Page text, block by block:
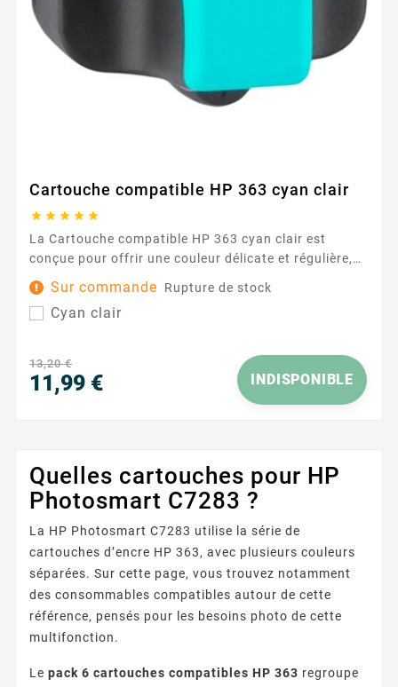
Cartouche compatible HP 363 cyan clair
    
La Cartouche compatible HP 363 cyan clair est
conçue pour offrir une couleur délicate et régulière,
idéale pour les dégradés, les photos et les graphiques
où la finesse des nuances compte. Pensée pour
fonctionner avec les imprimantes utilisant la
routine d’impression quotidienne et aide à
préserver...
Sur commande Rupture de stock
Cyan clair
13,20 €
11,99 € INDISPONIBLE
Quelles cartouches pour HP
Photosmart C7283 ?
La HP Photosmart C7283 utilise la série de
cartouches d’encre HP 363, avec plusieurs couleurs
séparées. Sur cette page, vous trouvez notamment
des consommables compatibles autour de cette
référence, pensés pour les besoins photo de cette
multifonction.
Le pack 6 cartouches compatibles HP 363 regroupe